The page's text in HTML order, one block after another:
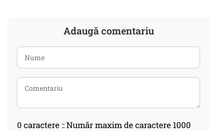
Adaugă comentariu
0 caractere :: Număr maxim de caractere 1000